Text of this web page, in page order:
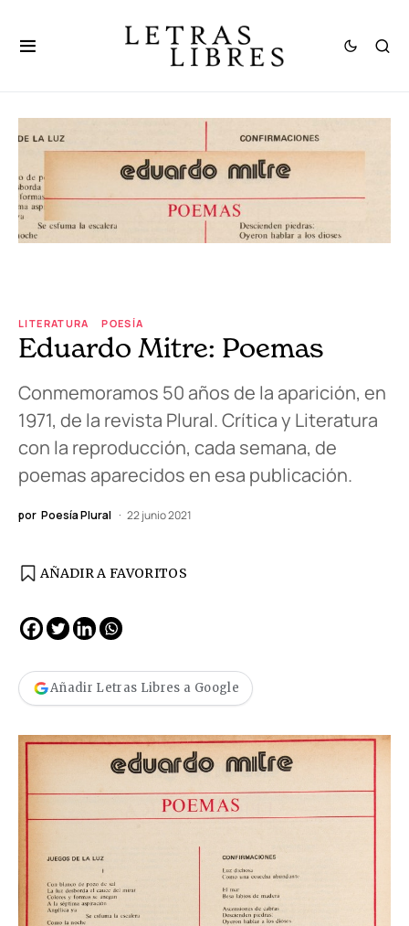
LITERATURA POESÍA
Eduardo Mitre: Poemas
Conmemoramos 50 años de la aparición, en
1971, de la revista Plural. Crítica y Literatura
con la reproducción, cada semana, de
poemas aparecidos en esa publicación.
por Poesía Plural 22 junio 2021
AÑADIR A FAVORITOS
Añadir Letras Libres a Google